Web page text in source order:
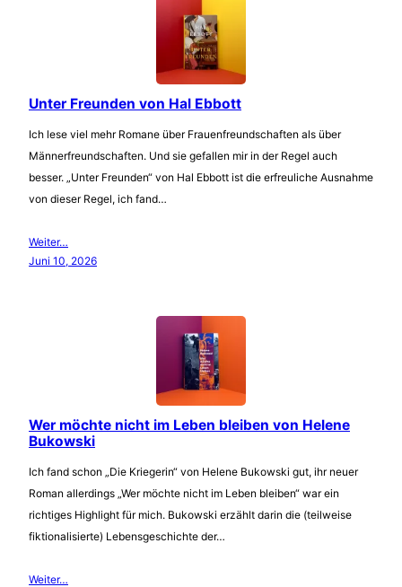
Unter Freunden von Hal Ebbott
Ich lese viel mehr Romane über Frauenfreundschaften als über
Männerfreundschaften. Und sie gefallen mir in der Regel auch
besser. „Unter Freunden“ von Hal Ebbott ist die erfreuliche Ausnahme
von dieser Regel, ich fand…
Weiter…
Juni 10, 2026
Wer möchte nicht im Leben bleiben von Helene
Bukowski
Ich fand schon „Die Kriegerin“ von Helene Bukowski gut, ihr neuer
Roman allerdings „Wer möchte nicht im Leben bleiben“ war ein
richtiges Highlight für mich. Bukowski erzählt darin die (teilweise
fiktionalisierte) Lebensgeschichte der…
Weiter…